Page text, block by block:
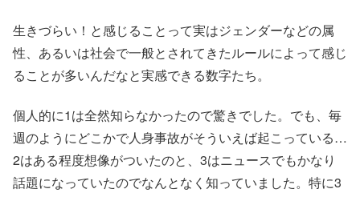
生きづらい！と感じることって実はジェンダーなどの属
性、あるいは社会で一般とされてきたルールによって感じ
ることが多いんだなと実感できる数字たち。
個人的に1は全然知らなかったので驚きでした。でも、毎
週のようにどこかで人身事故がそういえば起こっている…
2はある程度想像がついたのと、3はニュースでもかなり
話題になっていたのでなんとなく知っていました。特に3